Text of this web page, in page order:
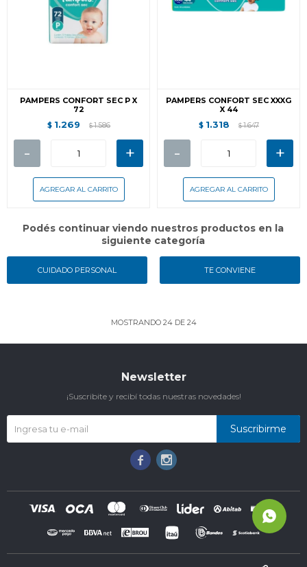
PAMPERS CONFORT SEC P X
72
$ 1.269 $ 1.586
- +
PAMPERS CONFORT SEC XXXG
X 44
$ 1.318 $ 1.647
- +
MOSTRANDO 24DE 24
CUIDADO PERSONAL
Podés continuar viendo nuestros productos en la
siguiente categoría
TE CONVIENE
Newsletter
¡Suscribite y recibí todas nuestras novedades!
Suscribirme
 